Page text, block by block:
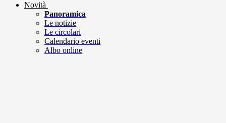
Novità
Panoramica
Le notizie
Le circolari
Calendario eventi
Albo online